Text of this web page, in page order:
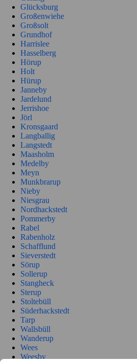
Glücksburg
Großenwiehe
Großsolt
Grundhof
Harrislee
Hasselberg
Hörup
Holt
Hürup
Janneby
Jardelund
Jerrishoe
Jörl
Kronsgaard
Langballig
Langstedt
Maasholm
Medelby
Meyn
Munkbrarup
Nieby
Niesgrau
Nordhackstedt
Pommerby
Rabel
Rabenholz
Schafflund
Sieverstedt
Sörup
Sollerup
Stangheck
Sterup
Stoltebüll
Süderhackstedt
Tarp
Wallsbüll
Wanderup
Wees
Weesby